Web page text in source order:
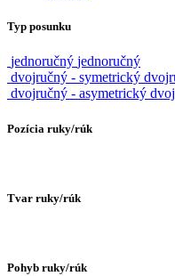
Typ posunku
jednoručný jednoručný
dvojručný - symetrický
dvojručný - asymetrický
Pozícia ruky/rúk
Tvar ruky/rúk
Pohyb ruky/rúk